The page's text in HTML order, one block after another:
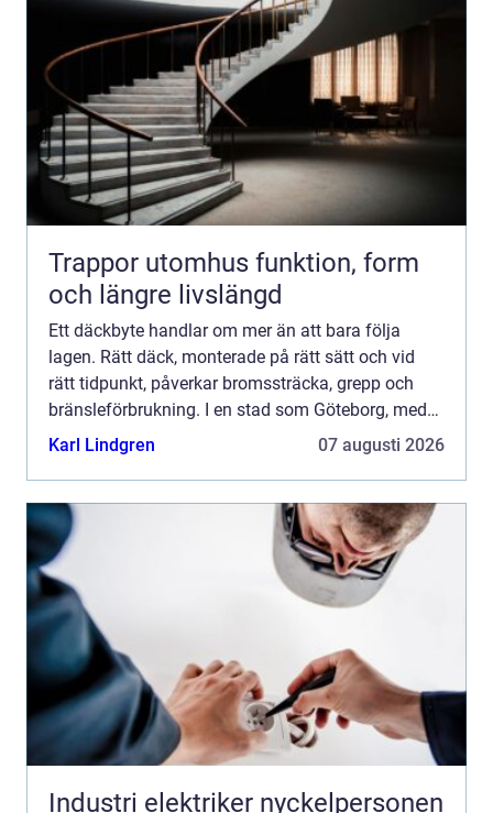
Trappor utomhus funktion, form
och längre livslängd
Ett däckbyte handlar om mer än att bara följa
lagen. Rätt däck, monterade på rätt sätt och vid
rätt tidpunkt, påverkar bromssträcka, grepp och
bränsleförbrukning. I en stad som Göteborg, med
kustklimat, snabba väderomslag och stundtals
Karl Lindgren 07 augusti 2026
Industri elektriker nyckelpersonen